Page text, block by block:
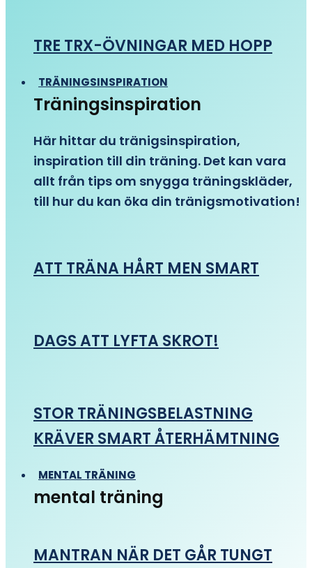
TRE TRX-ÖVNINGAR MED HOPP
TRÄNINGSINSPIRATION
Träningsinspiration
Här hittar du tränigsinspiration,
inspiration till din träning. Det kan vara
allt från tips om snygga träningskläder,
till hur du kan öka din tränigsmotivation!
ATT TRÄNA HÅRT MEN SMART
DAGS ATT LYFTA SKROT!
STOR TRÄNINGSBELASTNING
KRÄVER SMART ÅTERHÄMTNING
MENTAL TRÄNING
mental träning
MANTRAN NÄR DET GÅR TUNGT